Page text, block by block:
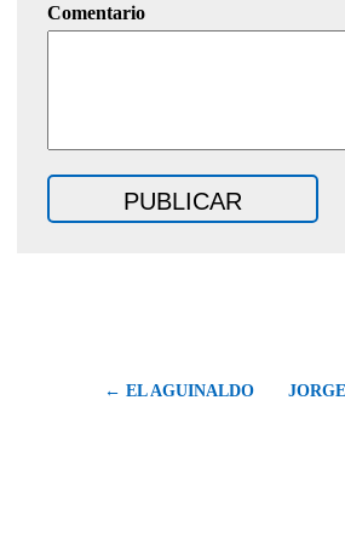
Comentario
← EL AGUINALDO